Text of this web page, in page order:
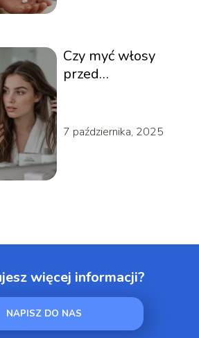
Czy myć włosy
przed
7 października, 2025
więcej informacji?
NAPISZ DO NAS